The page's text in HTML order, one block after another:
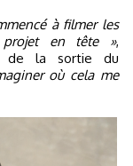
à filmer les
projet en tête »,
de la sortie du
où cela me